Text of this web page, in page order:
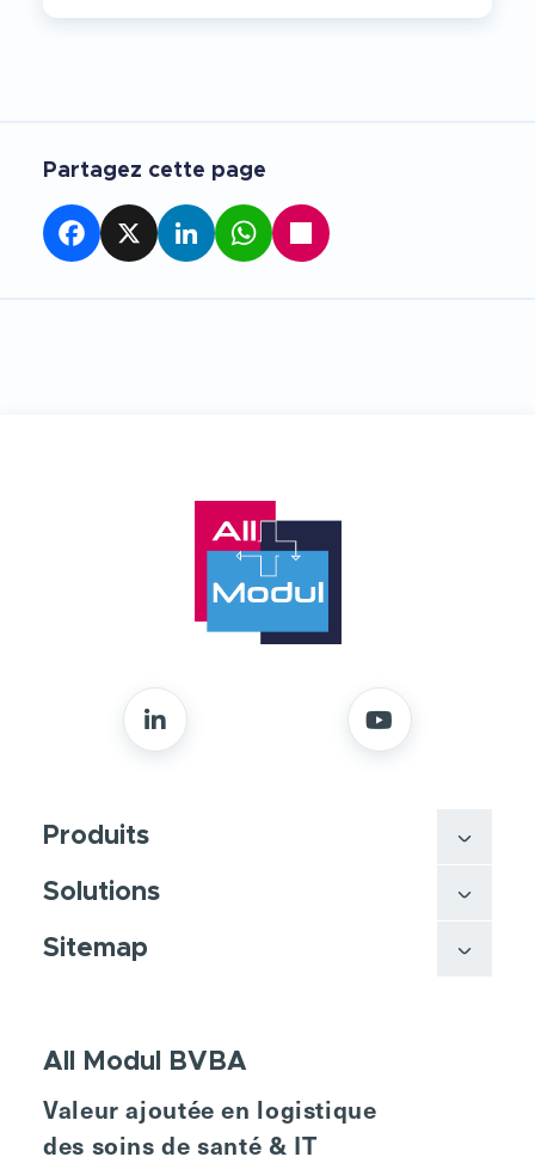
Partagez cette page
Facebook LinkedInWhatsAppPartager
Produits
Solutions
Sitemap
All Modul BVBA
Valeur ajoutée en logistique
des soins de santé & IT